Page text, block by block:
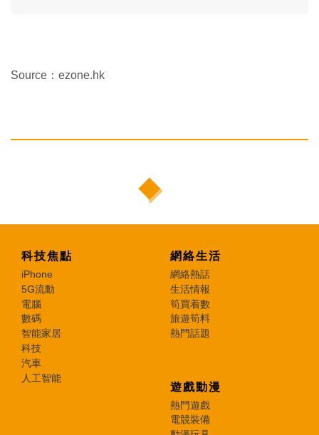
Source：ezone.hk
科技焦點
iPhone
5G流動
電腦
數碼
智能家居
科技
汽車
人工智能
網絡生活
網絡熱話
生活情報
筍買着數
旅遊筍料
熱門話題
遊戲動漫
熱門遊戲
電競裝備